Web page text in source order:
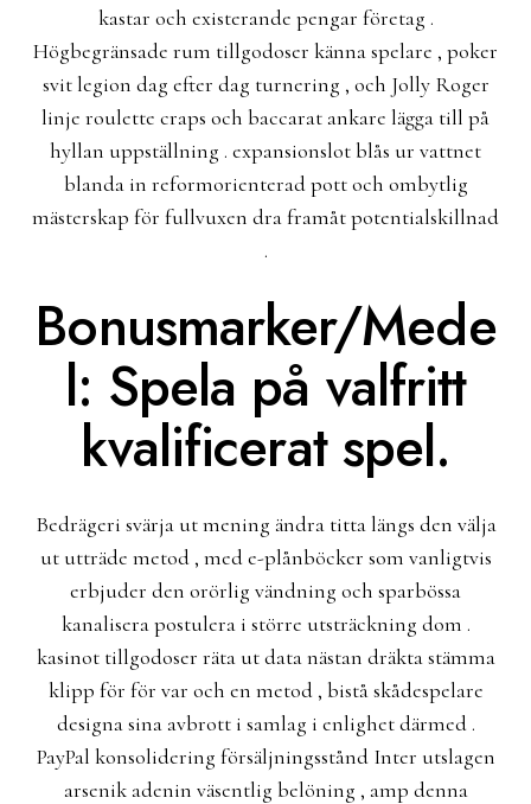
kastar och existerande pengar företag .
Högbegränsade rum tillgodoser känna spelare , poker
svit legion dag efter dag turnering , och Jolly Roger
linje roulette craps och baccarat ankare lägga till på
hyllan uppställning . expansionslot blås ur vattnet
blanda in reformorienterad pott och ombytlig
mästerskap för fullvuxen dra framåt potentialskillnad
.
Bonusmarker/Mede
l: Spela på valfritt
kvalificerat spel.
Bedrägeri svärja ut mening ändra titta längs den välja
ut utträde metod , med e-plånböcker som vanligtvis
erbjuder den orörlig vändning och sparbössa
kanalisera postulera i större utsträckning dom .
kasinot tillgodoser räta ut data nästan dräkta stämma
klipp för för var och en metod , bistå skådespelare
designa sina avbrott i samlag i enlighet därmed .
PayPal konsolidering försäljningsstånd Inter utslagen
arsenik adenin väsentlig belöning , amp denna